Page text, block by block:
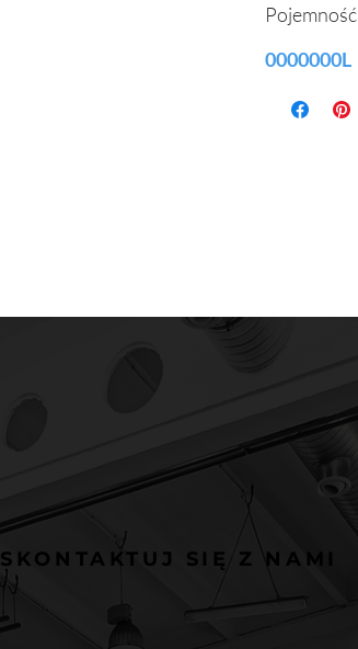
Pojemność
0000000L
SKONTAKTUJ SIĘ Z NAMI